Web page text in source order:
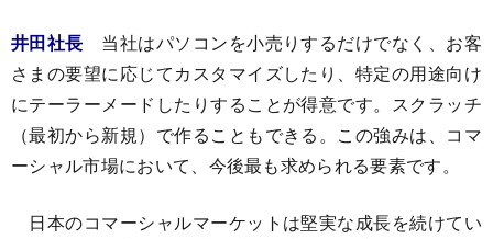
井田社長 当社はパソコンを小売りするだけでなく、お客
さまの要望に応じてカスタマイズしたり、特定の用途向け
にテーラーメードしたりすることが得意です。スクラッチ
（最初から新規）で作ることもできる。この強みは、コマ
ーシャル市場において、今後最も求められる要素です。
日本のコマーシャルマーケットは堅実な成長を続けてい